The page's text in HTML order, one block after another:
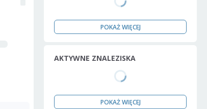
POKAŻ WIĘCEJ
AKTYWNE ZNALEZISKA
POKAŻ WIĘCEJ